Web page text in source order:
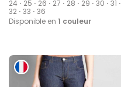
24 ⋅ 25 ⋅ 26 ⋅ 27 ⋅ 28 ⋅ 29 ⋅ 30 ⋅ 31 ⋅
32 ⋅ 33 ⋅ 36
Disponible en 1 couleur